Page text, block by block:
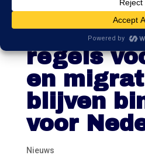
Europese
regels
en
blijven
voor
Nieuws